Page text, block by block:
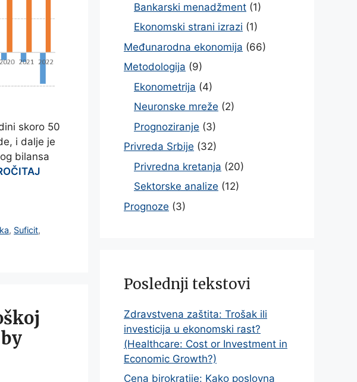
skoro 50
i dalje je
bilansa
, Suficit,
Bankarski menadžment (1)
Ekonomski strani izrazi (1)
Međunarodna ekonomija (66)
Metodologija (9)
Ekonometrija (4)
Neuronske mreže (2)
Prognoziranje (3)
Privreda Srbije (32)
Privredna kretanja (20)
Sektorske analize (12)
Prognoze (3)
Poslednji tekstovi
Zdravstvena zaštita: Trošak ili
investicija u ekonomski rast?
(Healthcare: Cost or Investment in
Economic Growth?)
Cena birokratije: Kako poslovna